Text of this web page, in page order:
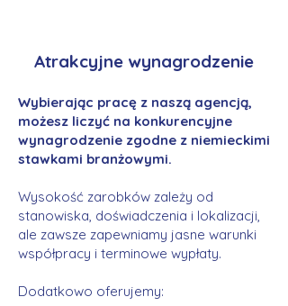
Atrakcyjne wynagrodzenie
Wybierając pracę z naszą agencją,
możesz liczyć na konkurencyjne
wynagrodzenie zgodne z niemieckimi
stawkami branżowymi.
Wysokość zarobków zależy od
stanowiska, doświadczenia i lokalizacji,
ale zawsze zapewniamy jasne warunki
współpracy i terminowe wypłaty.
Dodatkowo oferujemy: